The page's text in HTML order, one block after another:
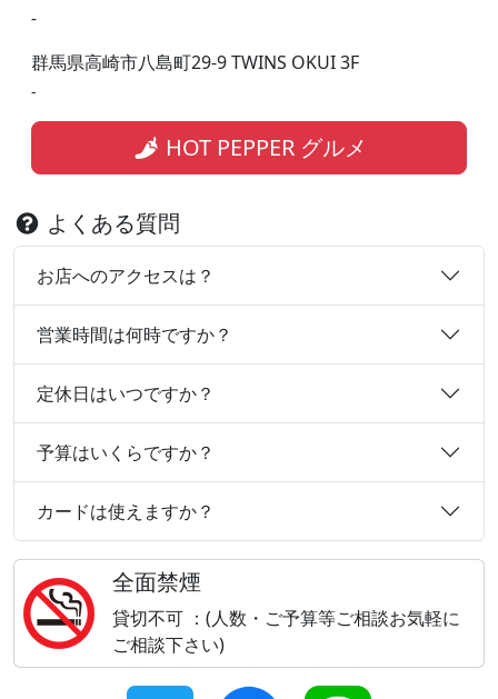
-
群馬県高崎市八島町29-9 TWINS OKUI 3F
-
HOT PEPPER グルメ
よくある質問
お店へのアクセスは？
営業時間は何時ですか？
定休日はいつですか？
予算はいくらですか？
カードは使えますか？
全面禁煙
貸切不可 ：(人数・ご予算等ご相談お気軽に
ご相談下さい)